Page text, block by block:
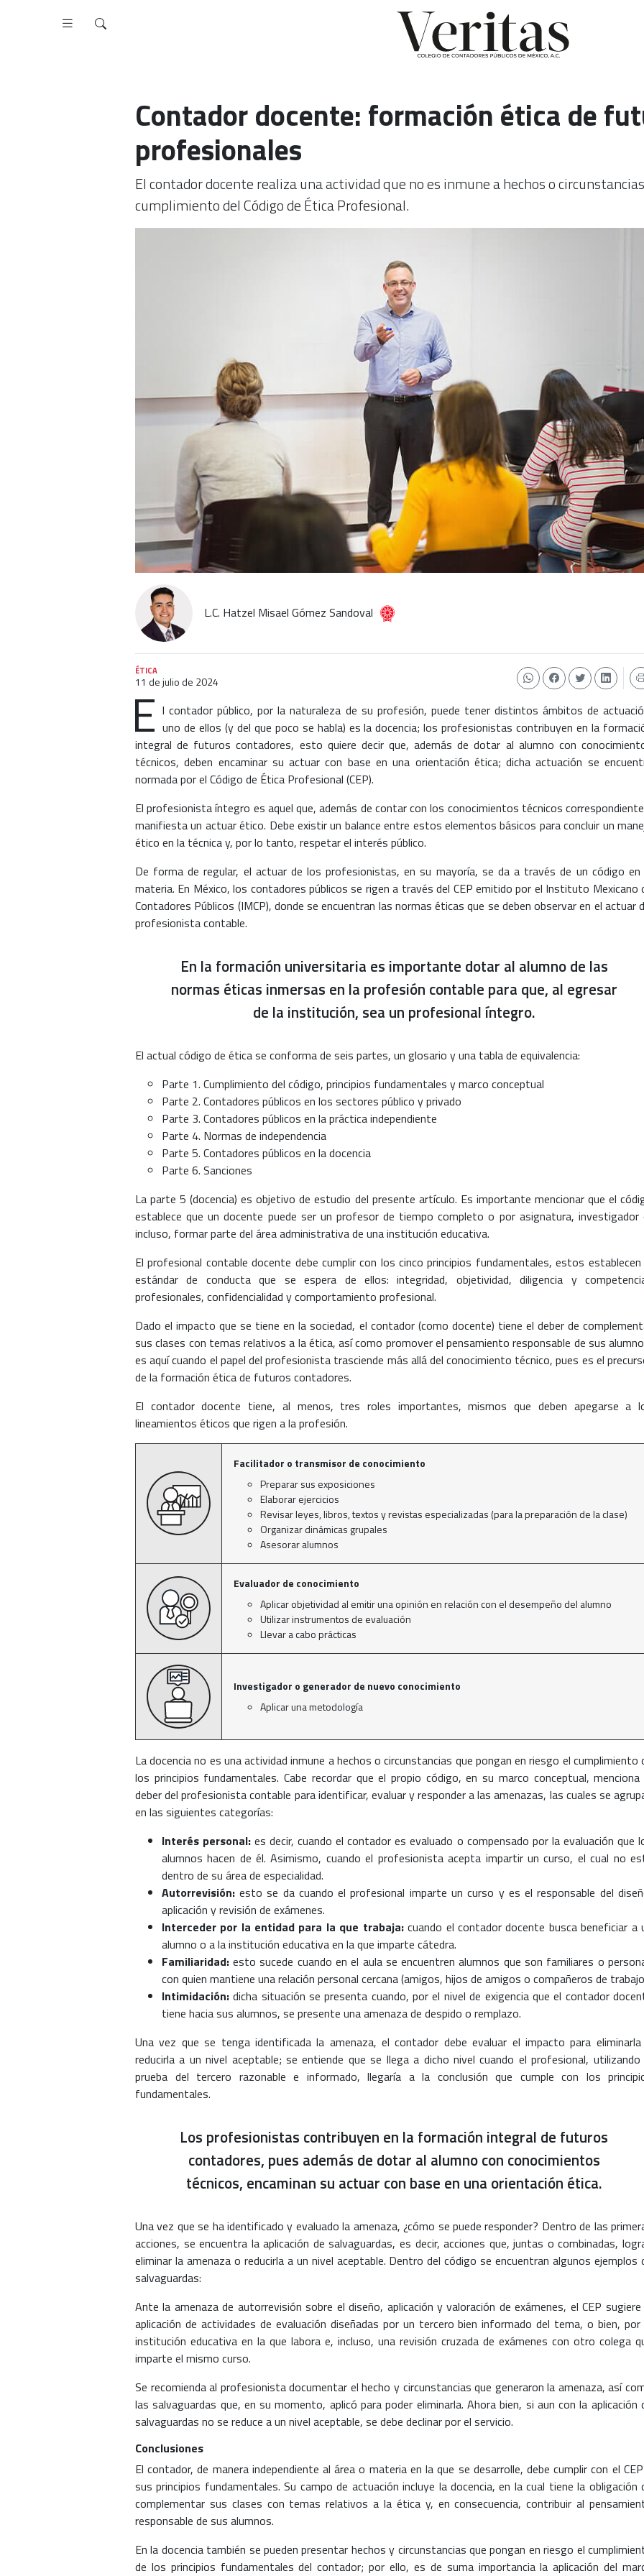
Contador docente: formación ética de
profesionales
El contador docente realiza una actividad que no es inmune a hechos o
cumplimiento del Código de Ética Profesional.
L.C. Hatzel Misael Gómez Sandoval
ÉTICA
11 de julio de 2024
E l contador público, por la naturaleza de su profesión, puede tener distintos ámbitos de
uno de ellos (y del que poco se habla) es la docencia; los profesionistas contribuyen en la
integral de futuros contadores, esto quiere decir que, además de dotar al alumno con
técnicos, deben encaminar su actuar con base en una orientación ética; dicha actuación se
normada por el Código de Ética Profesional (CEP).
El profesionista íntegro es aquel que, además de contar con los conocimientos técnicos
manifiesta un actuar ético. Debe existir un balance entre estos elementos básicos para concluir un
ético en la técnica y, por lo tanto, respetar el interés público.
De forma de regular, el actuar de los profesionistas, en su mayoría, se da a través de un código en
materia. En México, los contadores públicos se rigen a través del CEP emitido por el Instituto Mexicano
Contadores Públicos (IMCP), donde se encuentran las normas éticas que se deben observar en el actuar
profesionista contable.
En la formación universitaria es importante dotar al alumno de las
normas éticas inmersas en la profesión contable para que, al egresar
de la institución, sea un profesional íntegro.
El actual código de ética se conforma de seis partes, un glosario y una tabla de equivalencia:
Parte 1. Cumplimiento del código, principios fundamentales y marco conceptual
Parte 2. Contadores públicos en los sectores público y privado
Parte 3. Contadores públicos en la práctica independiente
Parte 4. Normas de independencia
Parte 5. Contadores públicos en la docencia
Parte 6. Sanciones
La parte 5 (docencia) es objetivo de estudio del presente artículo. Es importante mencionar que el
establece que un docente puede ser un profesor de tiempo completo o por asignatura, investigador
incluso, formar parte del área administrativa de una institución educativa.
El profesional contable docente debe cumplir con los cinco principios fundamentales, estos establecen
estándar de conducta que se espera de ellos: integridad, objetividad, diligencia y
profesionales, confidencialidad y comportamiento profesional.
Dado el impacto que se tiene en la sociedad, el contador (como docente) tiene el deber de
sus clases con temas relativos a la ética, así como promover el pensamiento responsable de sus
es aquí cuando el papel del profesionista trasciende más allá del conocimiento técnico, pues es el
de la formación ética de futuros contadores.
El contador docente tiene, al menos, tres roles importantes, mismos que deben apegarse a
lineamientos éticos que rigen a la profesión.
Facilitador o transmisor de conocimiento
Preparar sus exposiciones
Elaborar ejercicios
Revisar leyes, libros, textos y revistas especializadas (para la preparación de la clase)
Organizar dinámicas grupales
Asesorar alumnos
Evaluador de conocimiento
Aplicar objetividad al emitir una opinión en relación con el desempeño del alumno
Utilizar instrumentos de evaluación
Llevar a cabo prácticas
Investigador o generador de nuevo conocimiento
Aplicar una metodología
La docencia no es una actividad inmune a hechos o circunstancias que pongan en riesgo el cumplimiento
los principios fundamentales. Cabe recordar que el propio código, en su marco conceptual, menciona
deber del profesionista contable para identificar, evaluar y responder a las amenazas, las cuales se
en las siguientes categorías:
Interés personal:es decir, cuando el contador es evaluado o compensado por la evaluación que
alumnos hacen de él. Asimismo, cuando el profesionista acepta impartir un curso, el cual no
dentro de su área de especialidad.
Autorrevisión:esto se da cuando el profesional imparte un curso y es el responsable del
aplicación y revisión de exámenes.
Interceder por la entidad para la que trabaja:cuando el contador docente busca beneficiar a
alumno o a la institución educativa en la que imparte cátedra.
Familiaridad:esto sucede cuando en el aula se encuentren alumnos que son familiares o
con quien mantiene una relación personal cercana (amigos, hijos de amigos o compañeros de
Intimidación:dicha situación se presenta cuando, por el nivel de exigencia que el contador
tiene hacia sus alumnos, se presente una amenaza de despido o remplazo.
Una vez que se tenga identificada la amenaza, el contador debe evaluar el impacto para
reducirla a un nivel aceptable; se entiende que se llega a dicho nivel cuando el profesional, utilizando
prueba del tercero razonable e informado, llegaría a la conclusión que cumple con los
fundamentales.
Los profesionistas contribuyen en la formación integral de futuros
contadores, pues además de dotar al alumno con conocimientos
técnicos, encaminan su actuar con base en una orientación ética.
Una vez que se ha identificado y evaluado la amenaza, ¿cómo se puede responder? Dentro de las
acciones, se encuentra la aplicación de salvaguardas, es decir, acciones que, juntas o combinadas,
eliminar la amenaza o reducirla a un nivel aceptable. Dentro del código se encuentran algunos ejemplos
salvaguardas:
Ante la amenaza de autorrevisión sobre el diseño, aplicación y valoración de exámenes, el CEP
aplicación de actividades de evaluación diseñadas por un tercero bien informado del tema, o bien, por
institución educativa en la que labora e, incluso, una revisión cruzada de exámenes con otro colega
imparte el mismo curso.
Se recomienda al profesionista documentar el hecho y circunstancias que generaron la amenaza, así
las salvaguardas que, en su momento, aplicó para poder eliminarla. Ahora bien, si aun con la aplicación
salvaguardas no se reduce a un nivel aceptable, se debe declinar por el servicio.
Conclusiones
El contador, de manera independiente al área o materia en la que se desarrolle, debe cumplir con el
sus principios fundamentales. Su campo de actuación incluye la docencia, en la cual tiene la obligación
complementar sus clases con temas relativos a la ética y, en consecuencia, contribuir al
responsable de sus alumnos.
En la docencia también se pueden presentar hechos y circunstancias que pongan en riesgo el
de los principios fundamentales del contador; por ello, es de suma importancia la aplicación del